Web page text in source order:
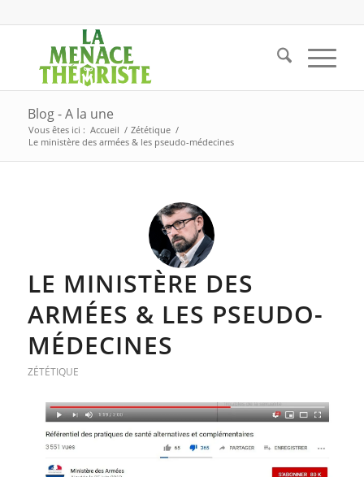
Blog - A la une
Vous êtes ici : Accueil / Zététique /
Le ministère des armées & les pseudo-médecines
LE MINISTÈRE DES
ARMÉES & LES PSEUDO-
MÉDECINES
ZÉTÉTIQUE